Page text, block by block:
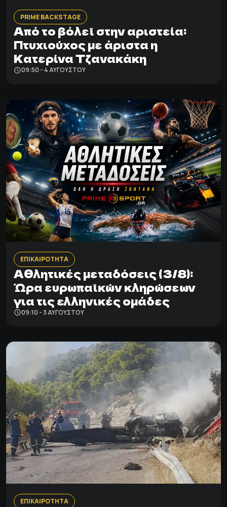
PRIME BACKSTAGE
Από το βόλεϊ στην αριστεία:
Πτυχιούχος με άριστα η
Κατερίνα Τζανακάκη
09:50 - 4 ΑΥΓΟΎΣΤΟΥ
ΕΠΙΚΑΙΡΟΤΗΤΑ
Αθλητικές μεταδόσεις (3/8):
Ώρα ευρωπαϊκών κληρώσεων
για τις ελληνικές ομάδες
09:10 - 3 ΑΥΓΟΎΣΤΟΥ
ΕΠΙΚΑΙΡΟΤΗΤΑ